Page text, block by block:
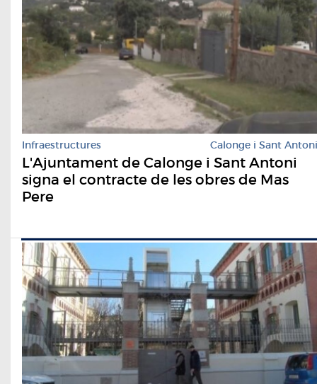
Infraestructures Calonge i Sant Antoni
L'Ajuntament de Calonge i Sant Antoni
signa el contracte de les obres de Mas
Pere